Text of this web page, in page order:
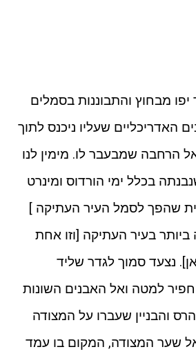
מבחוץ והתבוננות בסמלים
האדריכליים שעליו ניכנס לתוך
הרחבה שמבעבר לו. מימין לנו
בכלל ימי הורדוס ומינרט
שהפך לסמל העיר העתיקה ]
ביותר בעיר העתיקה [וזו אחת
נצעד סמוך לגדר שליד
למטה ואל האבנים השונות
והבניין שעברו על המצודה
שער המצודה, המקום בו עמד